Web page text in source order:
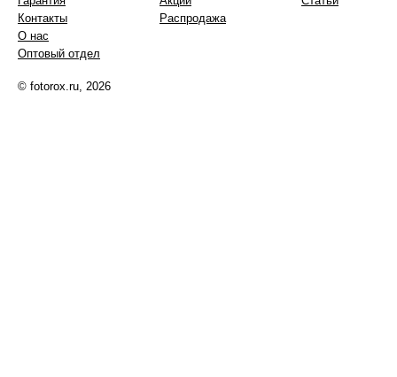
Контакты
О нас
Оптовый отдел
Распродажа
© fotorox.ru, 2026